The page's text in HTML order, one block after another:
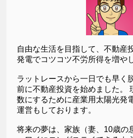
自由な生活を目指して、不動産
発電でコツコツ不労所得を増や
ラットレースから一日でも早く
前に不動産投資を始めました。
数にするために産業用太陽光発
運営もしております。
将来の夢は、家族（妻、10歳の